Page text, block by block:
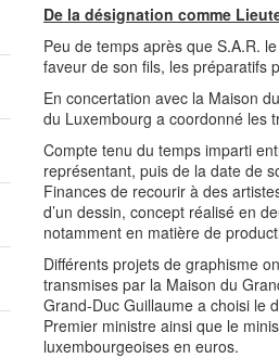
De la désignation comme
Peu de temps après que S.A.R.
faveur de son fils, les préparatifs
En concertation avec la Maison
du Luxembourg a coordonné les
Compte tenu du temps imparti
représentant, puis de la date de
Finances de recourir à des
d’un dessin, concept réalisé en
notamment en matière de
Différents projets de graphisme
transmises par la Maison du
Grand‑Duc Guillaume a choisi le
Premier ministre ainsi que le
luxembourgeoises en euros.